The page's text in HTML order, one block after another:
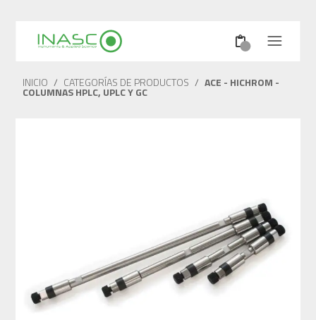
INICIO / CATEGORÍAS DE PRODUCTOS / ACE - HICHROM -
COLUMNAS HPLC, UPLC Y GC